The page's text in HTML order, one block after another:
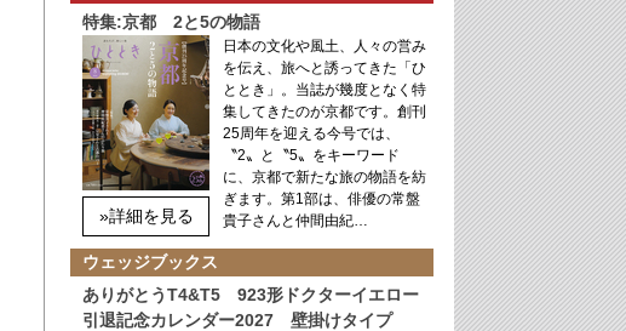
特集:京都 2と5の物語
»詳細を見る
日本の文化や風土、人々の営み
を伝え、旅へと誘ってきた「ひ
ととき」。当誌が幾度となく特
集してきたのが京都です。創刊
25周年を迎える今号では、
〝2〟と〝5〟をキーワード
に、京都で新たな旅の物語を紡
ぎます。第1部は、俳優の常盤
貴子さんと仲間由紀…
ウェッジブックス
ありがとうT4&T5 923形ドクターイエロー
引退記念カレンダー2027 壁掛けタイプ